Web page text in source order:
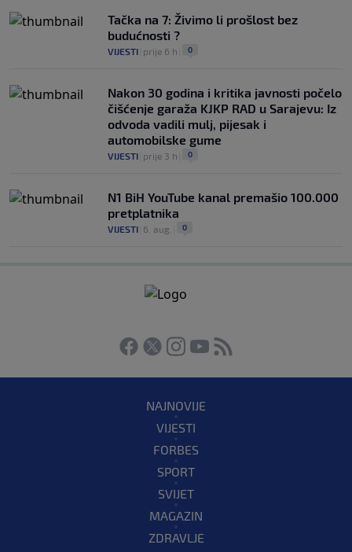
Tačka na 7: Živimo li prošlost bez
budućnosti ?
VIJESTI prije 6 h 0
Nakon 30 godina i kritika javnosti počelo
čišćenje garaža KJKP RAD u Sarajevu: Iz
odvoda vadili mulj, pijesak i
automobilske gume
VIJESTI prije 3 h 0
N1 BiH YouTube kanal premašio 100.000
pretplatnika
VIJESTI 6. aug. 0
NAJNOVIJE
VIJESTI
FORBES
SPORT
SVIJET
MAGAZIN
ZDRAVLJE